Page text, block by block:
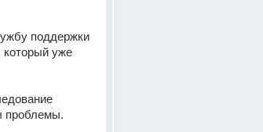
который уже
проблемы.